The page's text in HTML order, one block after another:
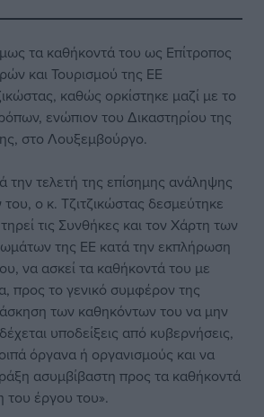
τα καθήκοντά του ως Επίτροπος
και Τουρισμού της ΕΕ
καθώς ορκίστηκε μαζί με το
ενώπιον του Δικαστηρίου της
στο Λουξεμβούργο.
την τελετή της επίσημης ανάληψης
ο κ. Τζιτζικώστας δεσμεύτηκε
τις Συνθήκες και τον Χάρτη των
της ΕΕ κατά την εκπλήρωση
να ασκεί τα καθήκοντά του με
προς το γενικό συμφέρον της
των καθηκόντων του να μην
υποδείξεις από κυβερνήσεις,
όργανα ή οργανισμούς και να
ασυμβίβαστη προς τα καθήκοντά
του έργου του».